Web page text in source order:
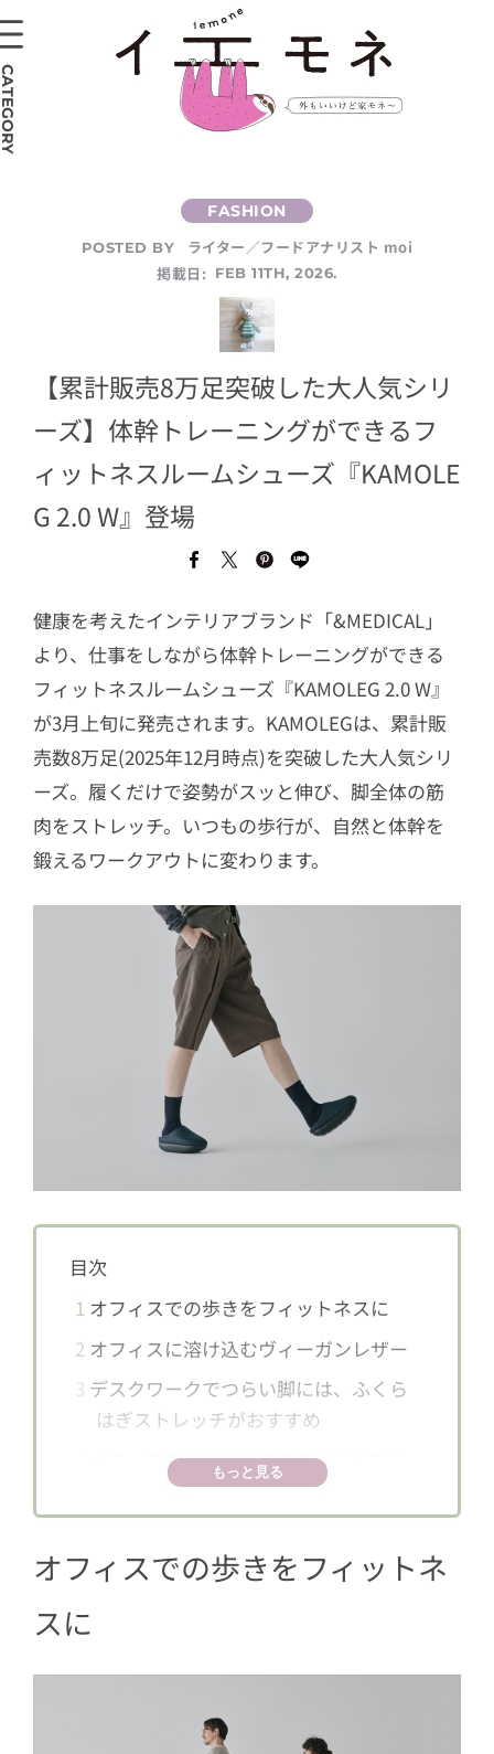
POSTED BY
ライター／フードアナリスト moi
掲載日:
FEB 11TH, 2026.
【累計販売8万足突破した大人気シリ
ーズ】体幹トレーニングができるフ
ィットネスルームシューズ『KAMOLE
G 2.0 W』登場
健康を考えたインテリアブランド「&MEDICAL」
より、仕事をしながら体幹トレーニングができる
フィットネスルームシューズ『KAMOLEG 2.0 W』
が3月上旬に発売されます。KAMOLEGは、累計販
売数8万足(2025年12月時点)を突破した大人気シリ
ーズ。履くだけで姿勢がスッと伸び、脚全体の筋
肉をストレッチ。いつもの歩行が、自然と体幹を
鍛えるワークアウトに変わります。
目次
1 オフィスでの歩きをフィットネスに
2 オフィスに溶け込むヴィーガンレザー
3 デスクワークでつらい脚には、ふくら
はぎストレッチがおすすめ
オフィスワーカーの健康を考えた新ス
タンダード
もっと見る
オフィスでの歩きをフィットネ
スに